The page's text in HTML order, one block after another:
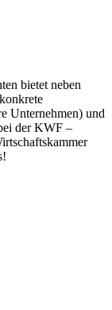
bietet neben
Unternehmen) und
der KWF –